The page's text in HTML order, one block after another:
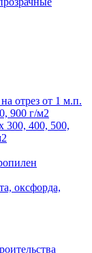
отрез от 1 м.п.
900 г/м2
300, 400, 500,
оксфорда,